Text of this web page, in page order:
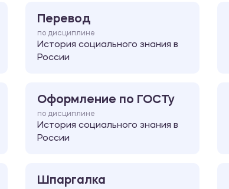
Перевод
по дисциплине
История социального знания в
России
Оформление по ГОСТу
по дисциплине
История социального знания в
России
Шпаргалка